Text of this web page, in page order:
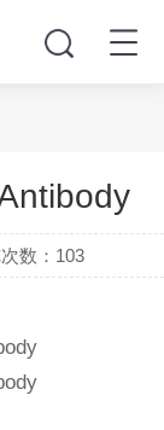
数： 103